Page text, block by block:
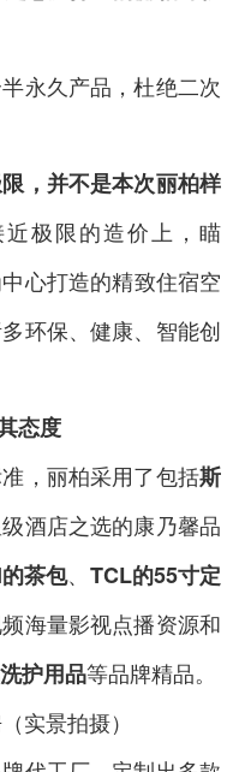
永久产品，杜绝二次
，并不是本次丽柏样
近极限的造价上，瞄
中心打造的精致住宿空
环保、健康、智能创
态度
，丽柏采用了包括斯
酒店之选的康乃馨品
茶包、 TCL的55寸定
海量影视点播资源和
护用品等品牌精品。
实景拍摄）